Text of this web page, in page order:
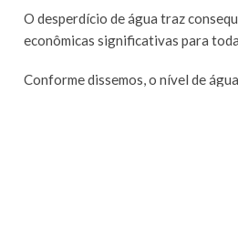
O desperdício de água traz
econômicas significativas para
Conforme dissemos, o nível de